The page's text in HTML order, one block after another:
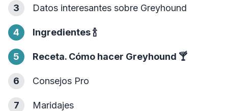
3 Datos interesantes sobre Greyhound
4 Ingredientes🍾
5 Receta. Cómo hacer Greyhound 🍸
6 Consejos Pro
7 Maridajes